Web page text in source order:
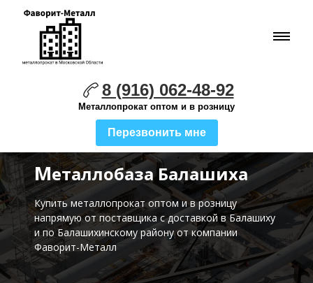
8 (916) 062-48-92
Металлопрокат оптом и в розницу
Перезвонить мне
Металлобаза Балашиха
Купить металлопрокат оптом и в розницу
напрямую от поставщика с доставкой в Балашиху
и по Балашихинскому району от компании
Фаворит-Металл